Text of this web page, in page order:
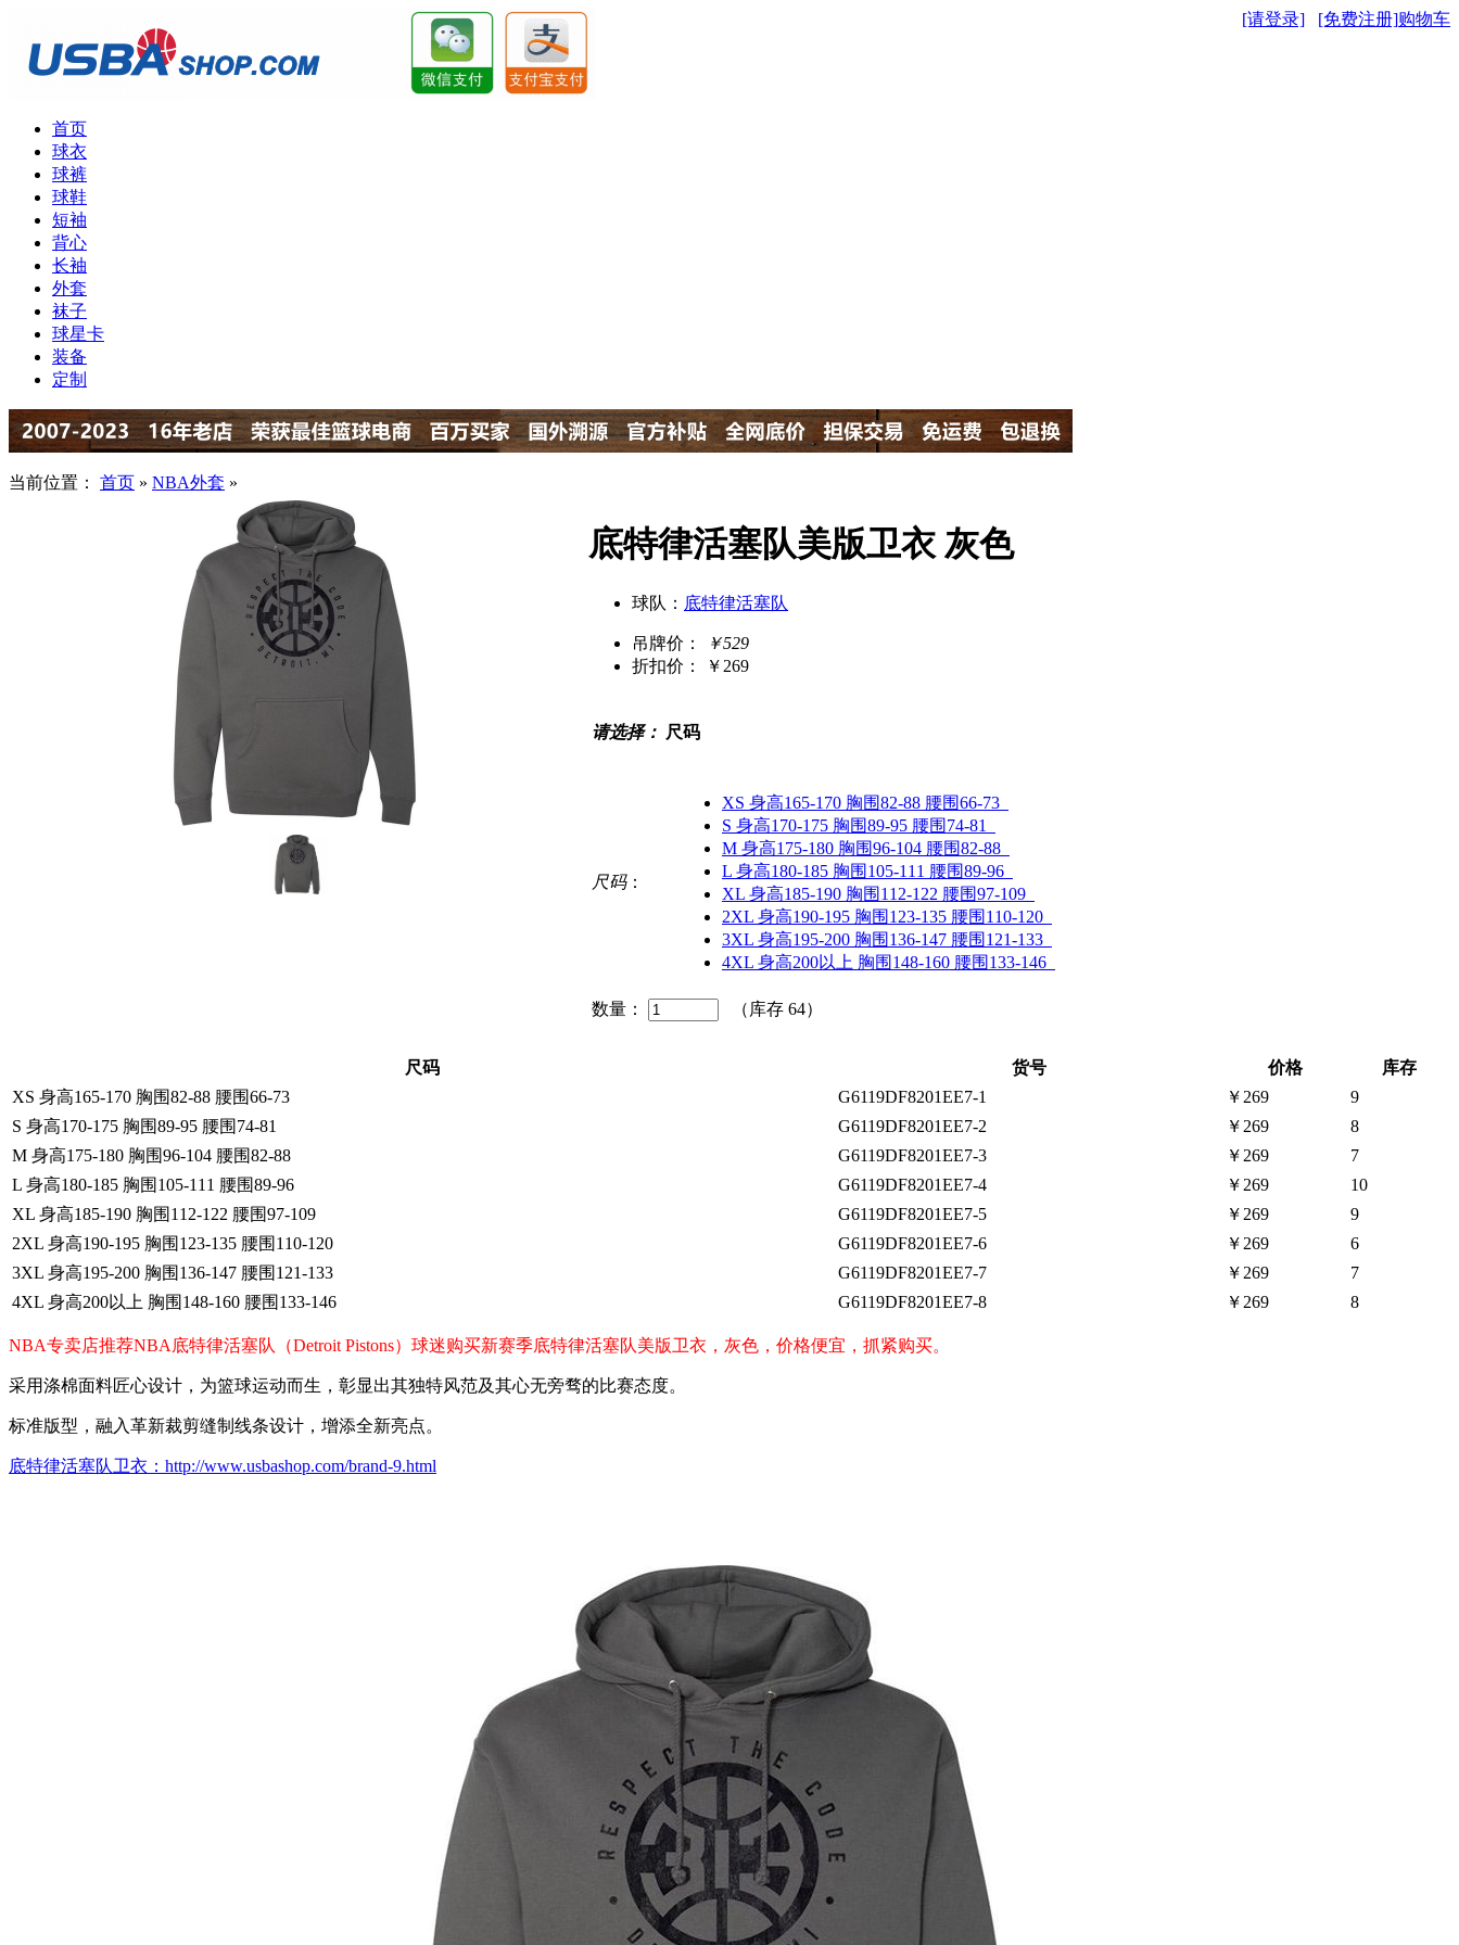
[请登录] [免费注册]购物车
首页
球衣
球裤
球鞋
短袖
背心
长袖
外套
袜子
球星卡
装备
定制
当前位置： 首页 » NBA外套 »
底特律活塞队美版卫衣 灰色
球队： 底特律活塞队
吊牌价：
￥529
折扣价：
￥269
请选择： 尺码
尺码：
XS 身高165-170 胸围82-88 腰围66-73
S 身高170-175 胸围89-95 腰围74-81
M 身高175-180 胸围96-104 腰围82-88
L 身高180-185 胸围105-111 腰围89-96
XL 身高185-190 胸围112-122 腰围97-109
2XL 身高190-195 胸围123-135 腰围110-120
3XL 身高195-200 胸围136-147 腰围121-133
4XL 身高200以上 胸围148-160 腰围133-146
数量： （库存 64）
尺码 货号 价格
库存
XS 身高165-170 胸围82-88 腰围66-73
G6119DF8201EE7-1 ￥269
9
S 身高170-175 胸围89-95 腰围74-81
G6119DF8201EE7-2 ￥269
8
M 身高175-180 胸围96-104 腰围82-88
G6119DF8201EE7-3 ￥269
7
L 身高180-185 胸围105-111 腰围89-96
G6119DF8201EE7-4 ￥269
10
XL 身高185-190 胸围112-122 腰围97-109
G6119DF8201EE7-5 ￥269
9
2XL 身高190-195 胸围123-135 腰围110-120
G6119DF8201EE7-6 ￥269
6
3XL 身高195-200 胸围136-147 腰围121-133
G6119DF8201EE7-7 ￥269
7
4XL 身高200以上 胸围148-160 腰围133-146
G6119DF8201EE7-8 ￥269 8
NBA专卖店推荐NBA底特律活塞队（Detroit Pistons）球迷购买新赛季底特律活塞队美版卫衣，灰色，价格便宜，抓紧购买。
采用涤棉面料匠心设计，为篮球运动而生，彰显出其独特风范及其心无旁骛的比赛态度。
标准版型，融入革新裁剪缝制线条设计，增添全新亮点。
底特律活塞队卫衣：http://www.usbashop.com/brand-9.html